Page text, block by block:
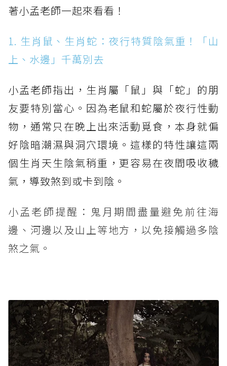
著小孟老師一起來看看！
1. 生肖鼠、生肖蛇：夜行特質陰氣重！「山
上、水邊」千萬別去
小孟老師指出，生肖屬「鼠」與「蛇」的朋
友要特別當心。因為老鼠和蛇屬於夜行性動
物，通常只在晚上出來活動覓食，本身就偏
好陰暗潮濕與洞穴環境。這樣的特性讓這兩
個生肖天生陰氣稍重，更容易在夜間吸收穢
氣，導致煞到或卡到陰。
小孟老師提醒：鬼月期間盡量避免前往海
邊、河邊以及山上等地方，以免接觸過多陰
煞之氣。